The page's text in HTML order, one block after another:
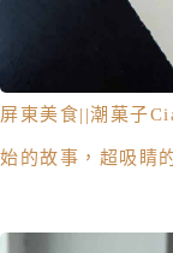
屏東美食||潮菓子
始的故事，超吸睛